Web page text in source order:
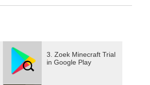
3. Zoek Minecraft Trial
in Google Play